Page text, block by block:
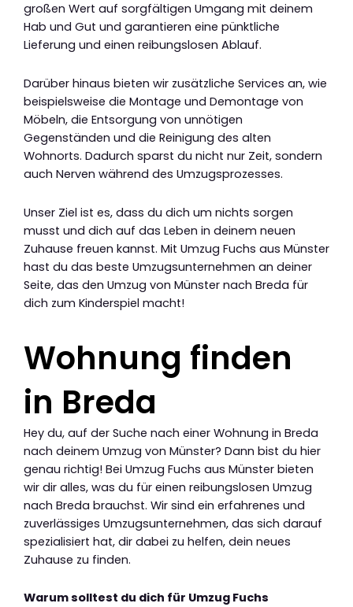
großen Wert auf sorgfältigen Umgang mit deinem
Hab und Gut und garantieren eine pünktliche
Lieferung und einen reibungslosen Ablauf.
Darüber hinaus bieten wir zusätzliche Services an, wie
beispielsweise die Montage und Demontage von
Möbeln, die Entsorgung von unnötigen
Gegenständen und die Reinigung des alten
Wohnorts. Dadurch sparst du nicht nur Zeit, sondern
auch Nerven während des Umzugsprozesses.
Unser Ziel ist es, dass du dich um nichts sorgen
musst und dich auf das Leben in deinem neuen
Zuhause freuen kannst. Mit Umzug Fuchs aus Münster
hast du das beste Umzugsunternehmen an deiner
Seite, das den Umzug von Münster nach Breda für
dich zum Kinderspiel macht!
Wohnung finden
in Breda
Hey du, auf der Suche nach einer Wohnung in Breda
nach deinem Umzug von Münster? Dann bist du hier
genau richtig! Bei Umzug Fuchs aus Münster bieten
wir dir alles, was du für einen reibungslosen Umzug
nach Breda brauchst. Wir sind ein erfahrenes und
zuverlässiges Umzugsunternehmen, das sich darauf
spezialisiert hat, dir dabei zu helfen, dein neues
Zuhause zu finden.
Warum solltest du dich für Umzug Fuchs